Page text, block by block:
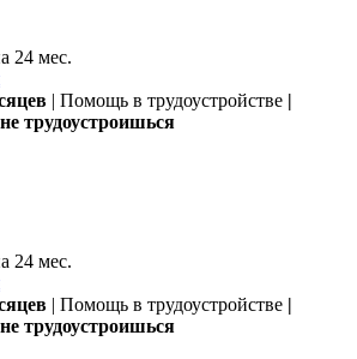
24 мес.
| Помощь в трудоустройстве |
трудоустроишься
24 мес.
| Помощь в трудоустройстве |
трудоустроишься